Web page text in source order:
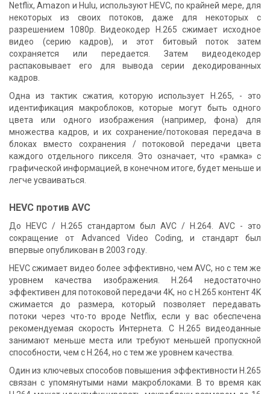
Netflix, Amazon и Hulu, используют HEVC, по крайней мере, для
некоторых из своих потоков, даже для некоторых с
разрешением 1080p. Видеокодер H.265 сжимает исходное
видео (серию кадров), и этот битовый поток затем
сохраняется или передается. Затем видеодекодер
распаковывает его для вывода серии декодированных
кадров.
Одна из тактик сжатия, которую использует H.265, - это
идентификация макроблоков, которые могут быть одного
цвета или одного изображения (например, фона) для
множества кадров, и их сохранение/потоковая передача в
блоках вместо сохранения / потоковой передачи цвета
каждого отдельного пикселя. Это означает, что «рамка» с
графической информацией, в конечном итоге, будет меньше и
легче усваиваться.
HEVC против AVC
До HEVC / H.265 стандартом был AVC / H.264. AVC - это
сокращение от Advanced Video Coding, и стандарт был
впервые опубликован в 2003 году.
HEVC сжимает видео более эффективно, чем AVC, но с тем же
уровнем качества изображения. H.264 недостаточно
эффективен для потоковой передачи 4K, но с H.265 контент 4K
сжимается до размера, который позволяет передавать
потоки через что-то вроде Netflix, если у вас обеспечена
рекомендуемая скорость Интернета. С H.265 видеоданные
занимают меньше места или требуют меньшей пропускной
способности, чем с H.264, но с тем же уровнем качества.
Один из ключевых способов повышения эффективности H.265
связан с упомянутыми нами макроблоками. В то время как